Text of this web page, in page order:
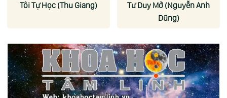
Tôi Tự Học (Thu Giang)
Tư Duy Mở (Nguyễn Anh
Dũng)